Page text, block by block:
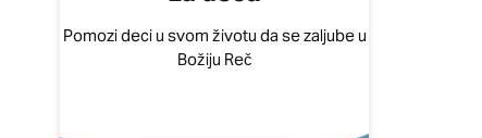
Pomozi deci u svom životu da se zaljube u
Božiju Reč